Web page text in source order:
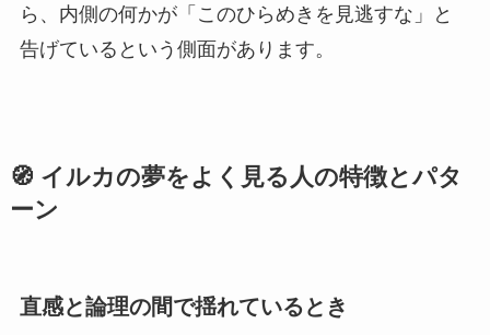
ら、内側の何かが「このひらめきを見逃すな」と
告げているという側面があります。
🧭 イルカの夢をよく見る人の特徴とパタ
ーン
直感と論理の間で揺れているとき